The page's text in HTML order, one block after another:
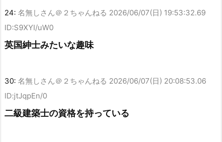
24: 名無しさん＠２ちゃんねる 2026/06/07(日) 19:53:32.69
ID:S9XYI/uW0
英国紳士みたいな趣味
30: 名無しさん＠２ちゃんねる 2026/06/07(日) 20:08:53.06
ID:jtJqpEn/0
二級建築士の資格を持っている